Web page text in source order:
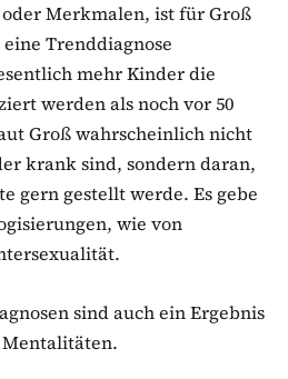
Merkmalen, ist für Groß
eine Trenddiagnose
mehr Kinder die
werden als noch vor 50
Groß wahrscheinlich nicht
krank sind, sondern daran,
gern gestellt werde. Es gebe
wie von
sind auch ein Ergebnis